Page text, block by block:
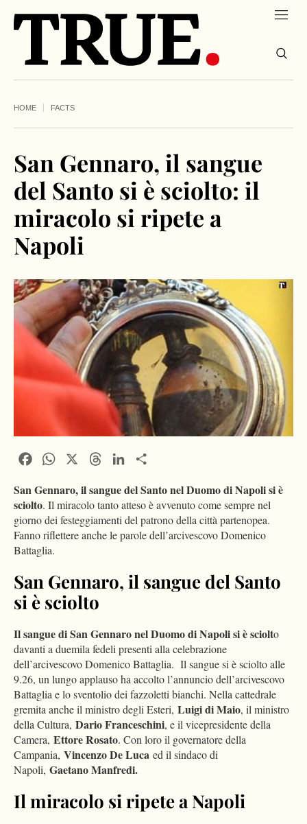
HOME FACTS
San Gennaro, il sangue
del Santo si è sciolto: il
miracolo si ripete a
Napoli
FacebookWhatsApp ThreadsLinkedIn
San Gennaro, il sangue del Santo nel Duomo di Napoli si è
sciolto. Il miracolo tanto atteso è avvenuto come sempre nel
giorno dei festeggiamenti del patrono della città partenopea.
Fanno riflettere anche le parole dell’arcivescovo Domenico
Battaglia.
San Gennaro, il sangue del Santo
si è sciolto
Il sangue di San Gennaro nel Duomo di Napoli si è sciolto
davanti a duemila fedeli presenti alla celebrazione
dell’arcivescovo Domenico Battaglia. Il sangue si è sciolto alle
9.26, un lungo applauso ha accolto l’annuncio dell’arcivescovo
Battaglia e lo sventolio dei fazzoletti bianchi. Nella cattedrale
gremita anche il ministro degli Esteri, Luigi di Maio, il ministro
della Cultura, Dario Franceschini, e il vicepresidente della
Camera, Ettore Rosato. Con loro il governatore della
Campania, Vincenzo De Luca ed il sindaco di
Napoli, Gaetano Manfredi.
Il miracolo si ripete a Napoli